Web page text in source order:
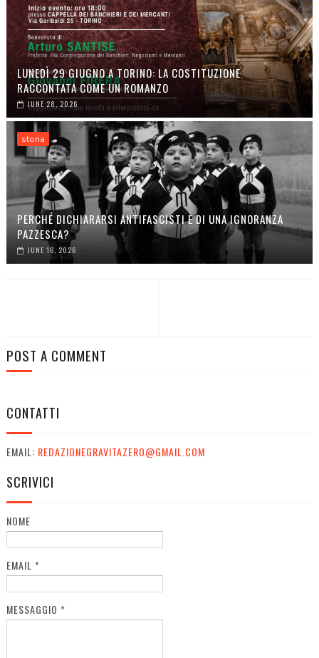
LUNEDÌ 29 GIUGNO A TORINO: LA COSTITUZIONE
RACCONTATA COME UN ROMANZO
JUNE 28, 2026
storia
PERCHÉ DICHIARARSI ANTIFASCISTI È DI UNA IGNORANZA
PAZZESCA?
JUNE 16, 2026
POST A COMMENT
CONTATTI
EMAIL: REDAZIONEGRAVITAZERO@GMAIL.COM
SCRIVICI
NOME
EMAIL *
MESSAGGIO *